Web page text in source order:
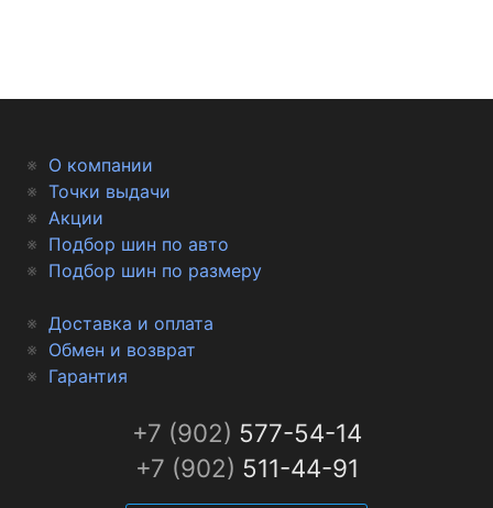
О компании
Точки выдачи
Акции
Подбор шин по авто
Подбор шин по размеру
Доставка и оплата
Обмен и возврат
Гарантия
+7 (902) 577-54-14
+7 (902) 511-44-91